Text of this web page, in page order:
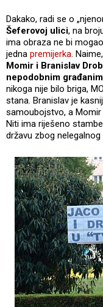
Dakako, radi se o
Šeferovoj ulici, na
ima obraza ne bi
jedna premijerka.
Momir i Branislav
nepodobnim
nikoga nije bilo briga,
stana. Branislav je
samoubojstvo, a Momir
Niti ima riješeno
državu zbog